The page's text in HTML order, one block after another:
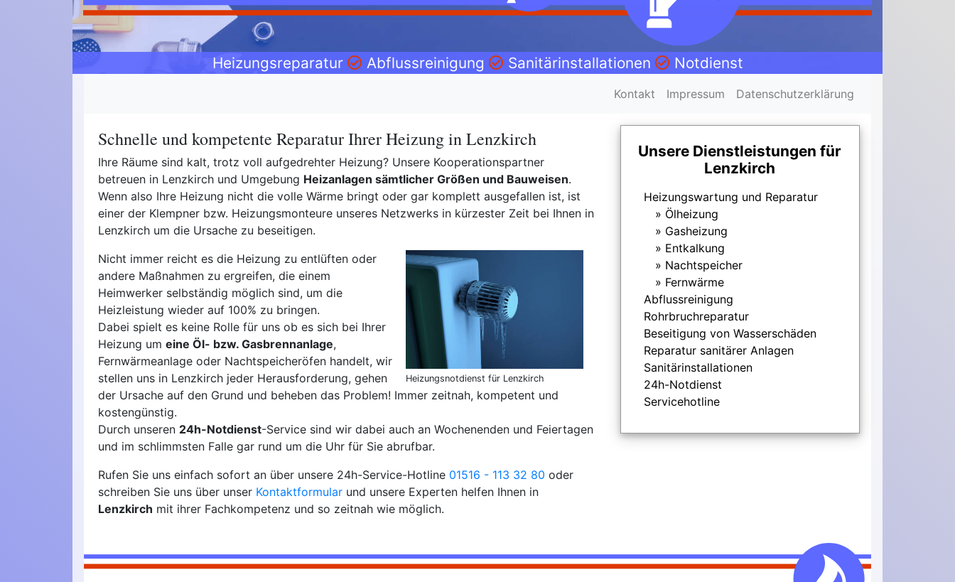
Heizungsreparatur Abflussreinigung Sanitärinstallationen Notdienst
Kontakt Impressum Datenschutzerklärung
Schnelle und kompetente Reparatur Ihrer Heizung in Lenzkirch
Ihre Räume sind kalt, trotz voll aufgedrehter Heizung? Unsere Kooperationspartner
betreuen in Lenzkirch und Umgebung Heizanlagen sämtlicher Größen und Bauweisen.
Wenn also Ihre Heizung nicht die volle Wärme bringt oder gar komplett ausgefallen ist, ist
einer der Klempner bzw. Heizungsmonteure unseres Netzwerks in kürzester Zeit bei Ihnen in
Lenzkirch um die Ursache zu beseitigen.
Heizungsnotdienst für Lenzkirch
Nicht immer reicht es die Heizung zu entlüften oder
andere Maßnahmen zu ergreifen, die einem
Heimwerker selbständig möglich sind, um die
Heizleistung wieder auf 100% zu bringen.
Dabei spielt es keine Rolle für uns ob es sich bei Ihrer
Heizung um eine Öl- bzw. Gasbrennanlage,
Fernwärmeanlage oder Nachtspeicheröfen handelt, wir
stellen uns in Lenzkirch jeder Herausforderung, gehen
der Ursache auf den Grund und beheben das Problem! Immer zeitnah, kompetent und
kostengünstig.
Durch unseren 24h-Notdienst-Service sind wir dabei auch an Wochenenden und Feiertagen
und im schlimmsten Falle gar rund um die Uhr für Sie abrufbar.
Rufen Sie uns einfach sofort an über unsere 24h-Service-Hotline 01516 - 113 32 80 oder
schreiben Sie uns über unser Kontaktformular und unsere Experten helfen Ihnen in
Lenzkirch mit ihrer Fachkompetenz und so zeitnah wie möglich.
Unsere Dienstleistungen für
Lenzkirch
Heizungswartung und Reparatur
Ölheizung
Gasheizung
Entkalkung
Nachtspeicher
Fernwärme
Abflussreinigung
Rohrbruchreparatur
Beseitigung von Wasserschäden
Reparatur sanitärer Anlagen
Sanitärinstallationen
24h-Notdienst
Servicehotline